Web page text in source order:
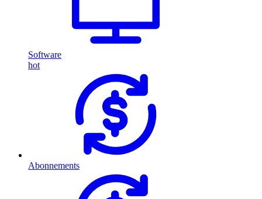
Software
hot
Abonnements